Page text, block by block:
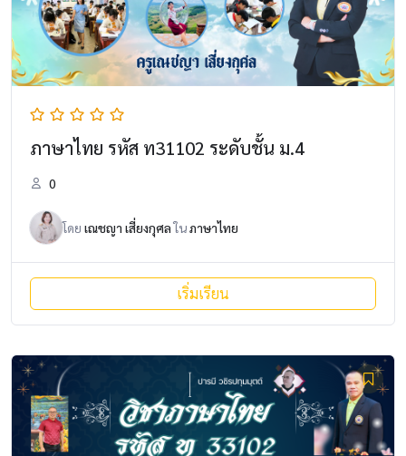
ภาษาไทย รหัส ท31102 ระดับชั้น ม.4
0
โดย เณชญา เสี่ยงกุศลในภาษาไทย
เริ่มเรียน